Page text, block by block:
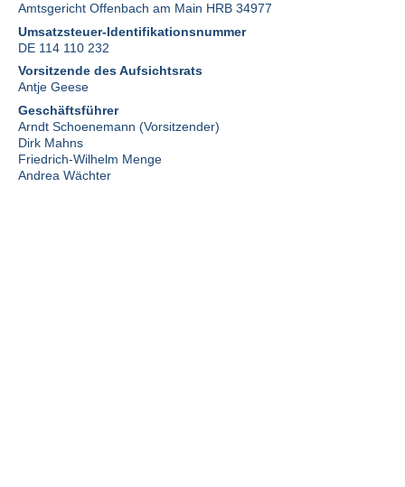
Amtsgericht Offenbach am Main HRB 34977
Umsatzsteuer-Identifikationsnummer
DE 114 110 232
Vorsitzende des Aufsichtsrats
Antje Geese
Geschäftsführer
Arndt Schoenemann (Vorsitzender)
Dirk Mahns
Friedrich-Wilhelm Menge
Andrea Wächter